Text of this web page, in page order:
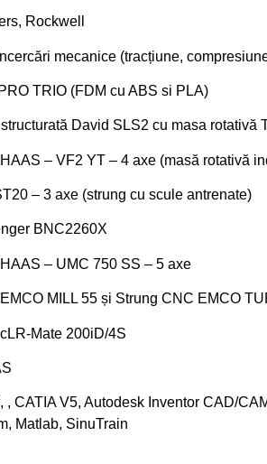
Rockwell
mecanice (tracțiune,
TRIO (FDM cu ABS si PLA)
David SLS2 cu masa rotativă
– VF2 YT – 4 axe (masă rotativă
– 3 axe (strung cu scule antrenate)
BNC2260X
– UMC 750 SS – 5 axe
MILL 55 și Strung CNC EMCO
Mate 200iD/4S
, CATIA V5, Autodesk Inventor CAD/
Matlab, SinuTrain